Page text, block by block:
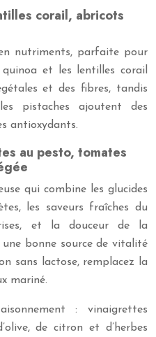
corail, abricots
nutriments, parfaite pour
et les lentilles corail
et des fibres, tandis
pistaches ajoutent des
antioxydants.
au pesto, tomates
qui combine les glucides
les saveurs fraîches du
et la douceur de la
bonne source de vitalité
sans lactose, remplacez la
mariné.
: vinaigrettes
de citron et d’herbes